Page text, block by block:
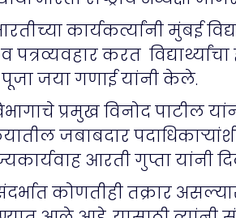
भारतीच्या कार्यकर्त्यांनी मुंबई
पत्रव्यवहार करत
पूजा जया गणाई यांनी केले.
प्रमुख विनोद पाटील
जबाबदार
आरती गुप्ता यांनी
कोणतीही तक्रार